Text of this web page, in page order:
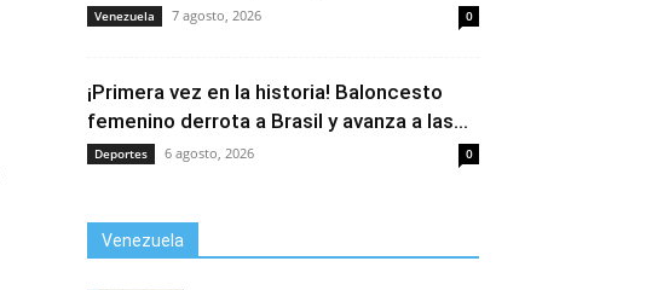
Venezuela 7 agosto, 2026 0
¡Primera vez en la historia! Baloncesto
femenino derrota a Brasil y avanza a las...
Deportes 6 agosto, 2026 0
Venezuela